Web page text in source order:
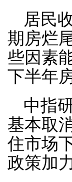
居民
期房烂
些因素
下半年
中指
基本取
住市场
政策加